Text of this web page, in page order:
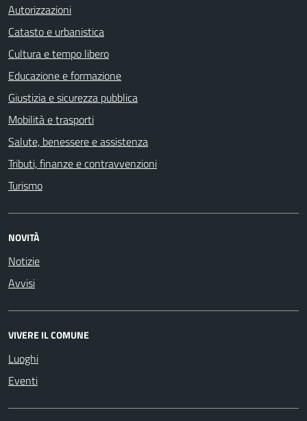
Autorizzazioni
Catasto e urbanistica
Cultura e tempo libero
Educazione e formazione
Giustizia e sicurezza pubblica
Mobilità e trasporti
Salute, benessere e assistenza
Tributi, finanze e contravvenzioni
Turismo
NOVITÀ
Notizie
Avvisi
VIVERE IL COMUNE
Luoghi
Eventi